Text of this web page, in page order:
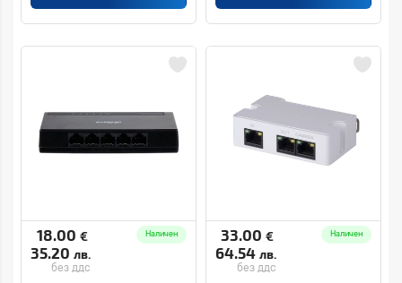
18.00 €
35.20 лв.
без ддс
Наличен 33.00 €
64.54 лв.
без ддс
Наличен